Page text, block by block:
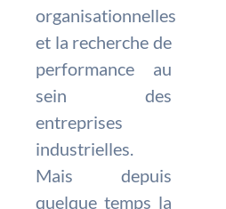
organisationnelles
et la recherche de
performance au
sein des
entreprises
industrielles.
Mais depuis
quelque temps la